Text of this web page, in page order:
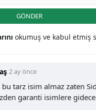
GÖNDER
okumuş ve kabul etmiş
2 ay önce
bu tarz isim almaz zaten
garanti isimlere